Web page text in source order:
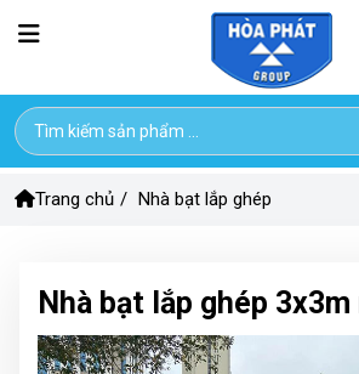
Trang chủ / Nhà bạt lắp ghép
Nhà bạt lắp ghép